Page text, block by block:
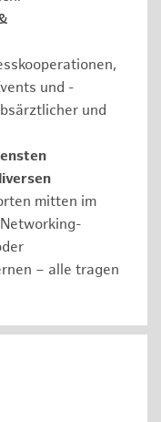
und -
und
mitten im
– alle tragen